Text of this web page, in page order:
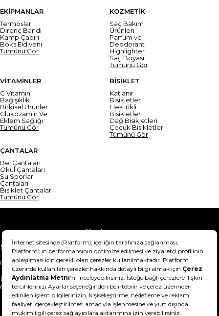
EKİPMANLAR
Termoslar
Direnç Bandı
Kamp Çadırı
Boks Eldiveni
Tümünü Gör
KOZMETİK
Saç Bakım
Ürünleri
Parfüm ve
Deodorant
Highlighter
Saç Boyası
Tümünü Gör
VİTAMİNLER
C Vitamini
Bağışıklık
Bitkisel Ürünler
Glukozamin Ve
Eklem Sağlığı
Tümünü Gör
BİSİKLET
Katlanır
Bisikletler
Elektrikli
Bisikletler
Dağ Bisikletleri
Çocuk Bisikletleri
Tümünü Gör
ÇANTALAR
Bel Çantaları
Okul Çantaları
Su Sporları
Çantaları
Bisiklet Çantaları
Tümünü Gör
Yardım
Mesafeli Satış Sözleşmesi
Teslimat Bilgisi
Gizlilik Sözleşmesi
Şartlar & Koşullar
Ürünümü nasıl iade
edebilirim?
Hakkımızda